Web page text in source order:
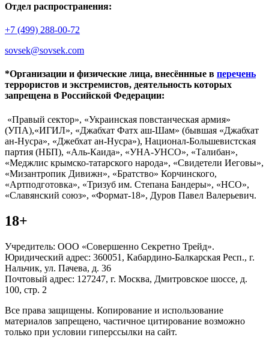
Отдел распространения:
+7 (499) 288-00-72
sovsek@sovsek.com
*Организации и физические лица, внесённные в перечень
террористов и экстремистов, деятельность которых
запрещена в Российской Федерации:
«Правый сектор», «Украинская повстанческая армия»
(УПА),«ИГИЛ», «Джабхат Фатх аш-Шам» (бывшая «Джабхат
ан-Нусра», «Джебхат ан-Нусра»), Национал-Большевистская
партия (НБП), «Аль-Каида», «УНА-УНСО», «Талибан»,
«Меджлис крымско-татарского народа», «Свидетели Иеговы»,
«Мизантропик Дивижн», «Братство» Корчинского,
«Артподготовка», «Тризуб им. Степана Бандеры», «НСО»,
«Славянский союз», «Формат-18», Дуров Павел Валерьевич.
18+
Учредитель: ООО «Совершенно Секретно Трейд».
Юридический адрес: 360051, Кабардино-Балкарская Респ., г.
Нальчик, ул. Пачева, д. 36
Почтовый адрес: 127247, г. Москва, Дмитровское шоссе, д.
100, стр. 2
Все права защищены. Копирование и использование
материалов запрещено, частичное цитирование возможно
только при условии гиперссылки на сайт.